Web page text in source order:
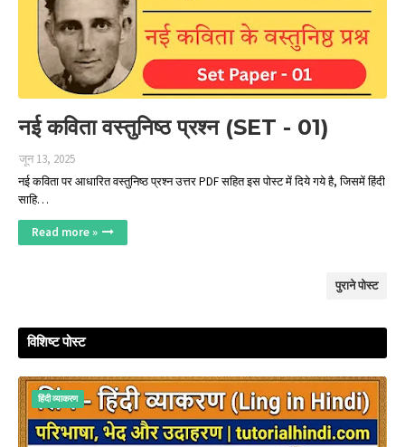
नई कविता वस्तुनिष्ठ प्रश्न (SET - 01)
जून 13, 2025
नई कविता पर आधारित वस्तुनिष्ठ प्रश्न उत्तर PDF सहित इस पोस्‍ट में दिये गये है, जिसमें हिंदी
साहि…
Read more »
पुराने पोस्ट
विशिष्ट पोस्ट
हिंदी व्‍याकरण